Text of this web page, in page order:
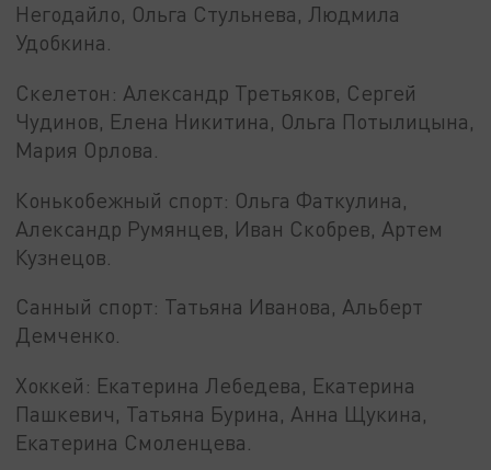
Негодайло, Ольга Стульнева, Людмила
Удобкина.
Скелетон: Александр Третьяков, Сергей
Чудинов, Елена Никитина, Ольга Потылицына,
Мария Орлова.
Конькобежный спорт: Ольга Фаткулина,
Александр Румянцев, Иван Скобрев, Артем
Кузнецов.
Санный спорт: Татьяна Иванова, Альберт
Демченко.
Хоккей: Екатерина Лебедева, Екатерина
Пашкевич, Татьяна Бурина, Анна Щукина,
Екатерина Смоленцева.